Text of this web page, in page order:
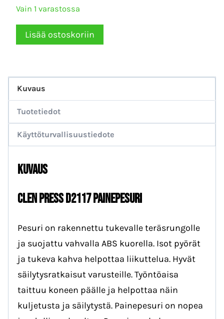
Vain 1 varastossa
Clen
Press
painepesuri
määrä
Lisää ostoskoriin
Kuvaus
Tuotetiedot
Käyttöturvallisuustiedote
Kuvaus
Clen Press D2117 painepesuri
Pesuri on rakennettu tukevalle teräsrungolle
ja suojattu vahvalla ABS kuorella. Isot pyörät
ja tukeva kahva helpottaa liikuttelua. Hyvät
säilytysratkaisut varusteille. Työntöaisa
taittuu koneen päälle ja helpottaa näin
kuljetusta ja säilytystä. Painepesuri on nopea